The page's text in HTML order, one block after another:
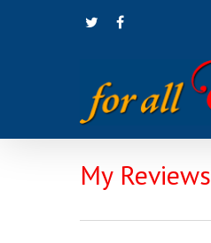
twitterfacebook
My Reviews